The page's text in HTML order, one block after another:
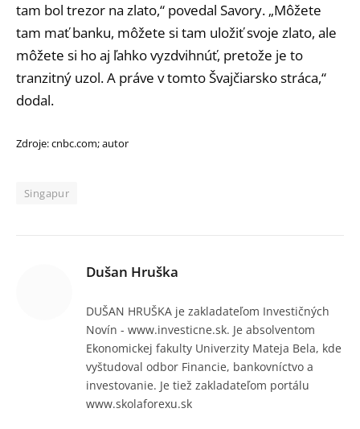
tam bol trezor na zlato,“ povedal Savory. „Môžete
tam mať banku, môžete si tam uložiť svoje zlato, ale
môžete si ho aj ľahko vyzdvihnúť, pretože je to
tranzitný uzol. A práve v tomto Švajčiarsko stráca,“
dodal.
Zdroje: cnbc.com; autor
Singapur
Dušan Hruška
DUŠAN HRUŠKA je zakladateľom Investičných
Novín - www.investicne.sk. Je absolventom
Ekonomickej fakulty Univerzity Mateja Bela, kde
vyštudoval odbor Financie, bankovníctvo a
investovanie. Je tiež zakladateľom portálu
www.skolaforexu.sk